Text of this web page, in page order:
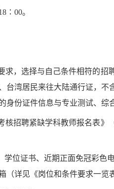
。
，选择与自己条件相符的
湾居民来往大陆通行证，
份证件信息与专业测试、 综
核招聘紧缺学科教师报名表》
位证书、 近期正面免冠彩色
详见《岗位和条件要求一览